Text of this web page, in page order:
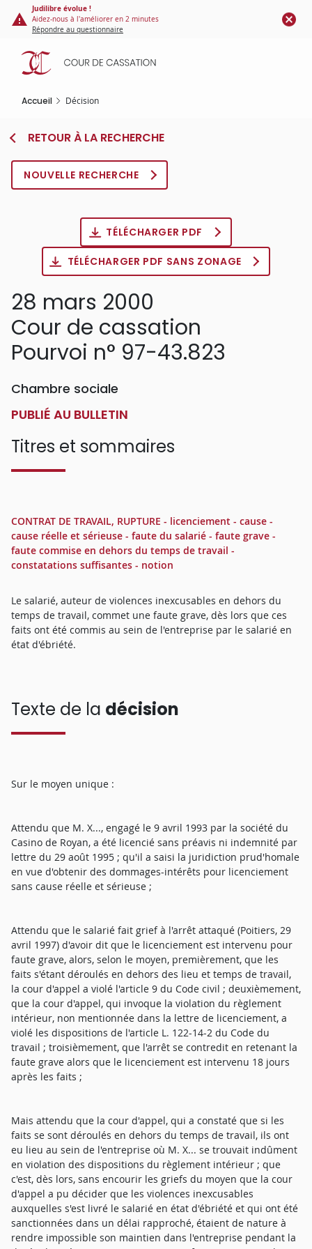
Panneau de gestion des cookies
contenu
principal
Judilibre évolue !
Aidez-nous à l'améliorer en 2 minutes
Répondre au questionnaire
Accueil Décision
RETOUR À LA RECHERCHE
NOUVELLE RECHERCHE
TÉLÉCHARGER PDF
TÉLÉCHARGER PDF SANS ZONAGE
28 mars 2000
Cour de cassation
Pourvoi n° 97-43.823
Chambre sociale
PUBLIÉ AU BULLETIN
Titres et sommaires
CONTRAT DE TRAVAIL, RUPTURE - licenciement - cause -
cause réelle et sérieuse - faute du salarié - faute grave -
faute commise en dehors du temps de travail -
constatations suffisantes - notion
Le salarié, auteur de violences inexcusables en dehors du
temps de travail, commet une faute grave, dès lors que ces
faits ont été commis au sein de l'entreprise par le salarié en
état d'ébriété.
Texte de la décision
Sur le moyen unique :
Attendu que M. X..., engagé le 9 avril 1993 par la société du
Casino de Royan, a été licencié sans préavis ni indemnité par
lettre du 29 août 1995 ; qu'il a saisi la juridiction prud'homale
en vue d'obtenir des dommages-intérêts pour licenciement
sans cause réelle et sérieuse ;
Attendu que le salarié fait grief à l'arrêt attaqué (Poitiers, 29
avril 1997) d'avoir dit que le licenciement est intervenu pour
faute grave, alors, selon le moyen, premièrement, que les
faits s'étant déroulés en dehors des lieu et temps de travail,
la cour d'appel a violé l'article 9 du Code civil ; deuxièmement,
que la cour d'appel, qui invoque la violation du règlement
intérieur, non mentionnée dans la lettre de licenciement, a
violé les dispositions de l'article L. 122-14-2 du Code du
travail ; troisièmement, que l'arrêt se contredit en retenant la
faute grave alors que le licenciement est intervenu 18 jours
après les faits ;
Mais attendu que la cour d'appel, qui a constaté que si les
faits se sont déroulés en dehors du temps de travail, ils ont
eu lieu au sein de l'entreprise où M. X... se trouvait indûment
en violation des dispositions du règlement intérieur ; que
c'est, dès lors, sans encourir les griefs du moyen que la cour
d'appel a pu décider que les violences inexcusables
auxquelles s'est livré le salarié en état d'ébriété et qui ont été
sanctionnées dans un délai rapproché, étaient de nature à
rendre impossible son maintien dans l'entreprise pendant la